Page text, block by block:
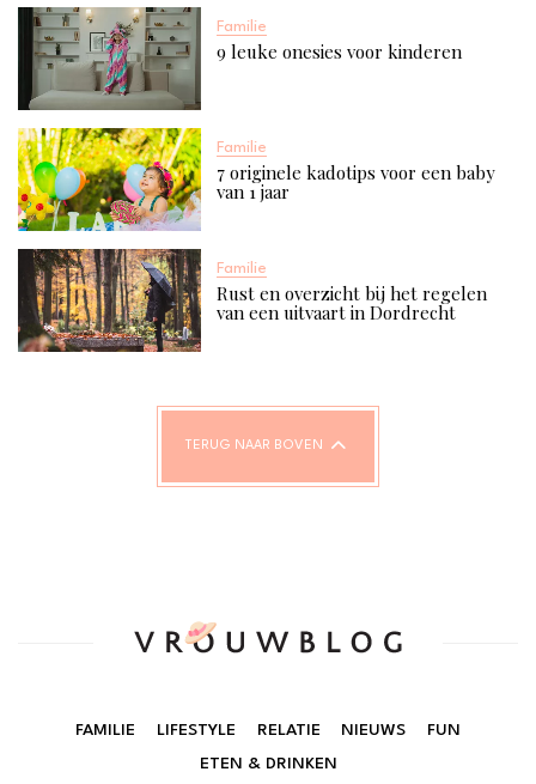
Familie
9 leuke onesies voor kinderen
Familie
7 originele kadotips voor een baby
van 1 jaar​
Familie
Rust en overzicht bij het regelen
van een uitvaart in Dordrecht
TERUG NAAR BOVEN
FAMILIE LIFESTYLE RELATIE NIEUWS
FUN
ETEN & DRINKEN